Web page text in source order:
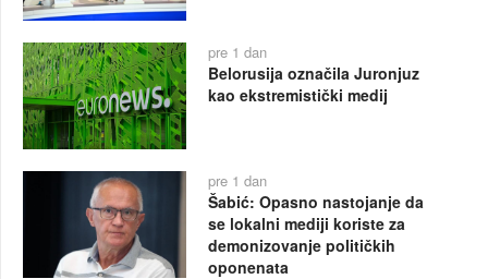
pre 1 dan
Belorusija označila Juronjuz
kao ekstremistički medij
pre 1 dan
Šabić: Opasno nastojanje da
se lokalni mediji koriste za
demonizovanje političkih
oponenata